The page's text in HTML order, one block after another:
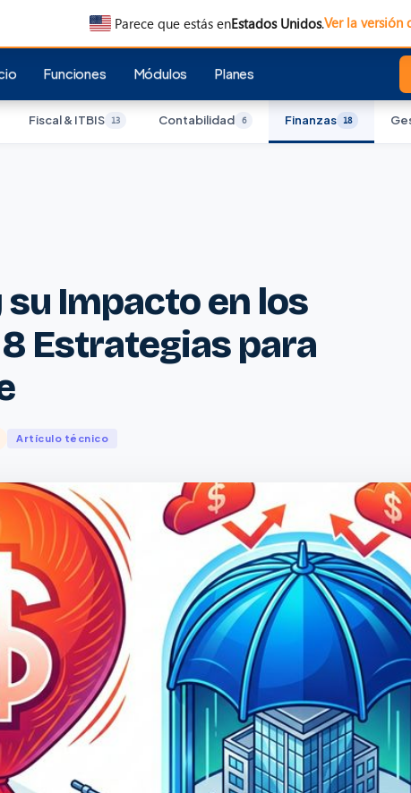
Parece que estás enEstados Unidos.Ver la versión
Funciones Módulos Planes
Fiscal & ITBIS 13 Contabilidad 6 Finanzas 18
Impacto en los
Estrategias para
Artículo técnico